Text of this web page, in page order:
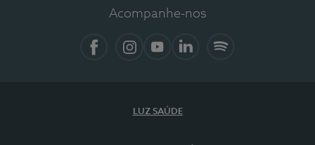
Acompanhe-nos
LUZ SAÚDE